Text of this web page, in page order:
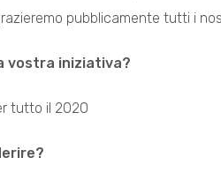
pubblicamente tutti i
vostra iniziativa?
tutto il 2020